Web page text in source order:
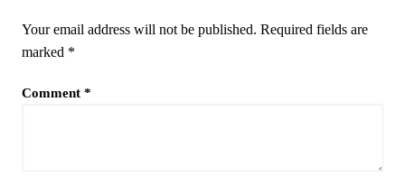
Your email address will not be published. Required fields are
marked *
Comment *